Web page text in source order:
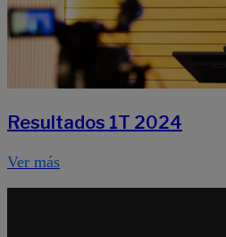
Resultados 1T 2024
Ver más